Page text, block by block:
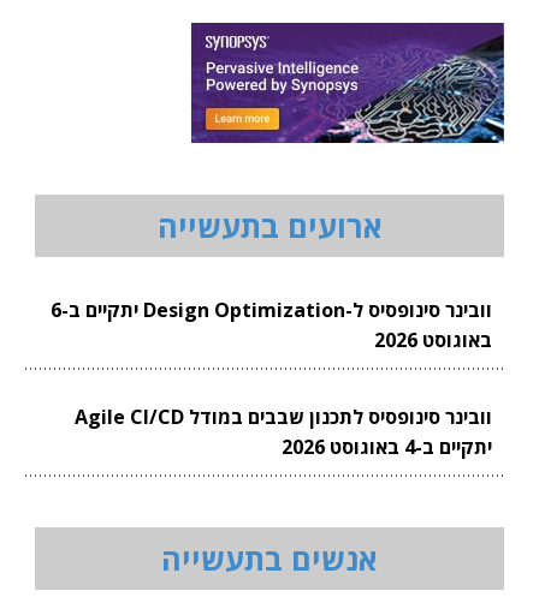
ארועים בתעשייה
וובינר סינופסיס ל-Design Optimization יתקיים ב-6
באוגוסט 2026
וובינר סינופסיס לתכנון שבבים במודל Agile CI/CD
יתקיים ב-4 באוגוסט 2026
אנשים בתעשייה